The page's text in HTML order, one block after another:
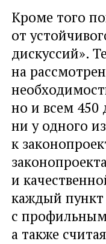
Кроме того
от
дискуссий».
на
но и всем 450
ни у одного
к
и
каждый пункт
с
а также